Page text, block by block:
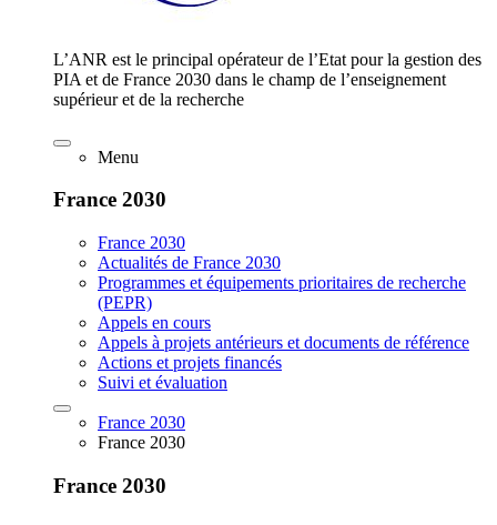
L’ANR est le principal opérateur de l’Etat pour la gestion des
PIA et de France 2030 dans le champ de l’enseignement
supérieur et de la recherche
Menu
France 2030
France 2030
Actualités de France 2030
Programmes et équipements prioritaires de recherche
(PEPR)
Appels en cours
Appels à projets antérieurs et documents de référence
Actions et projets financés
Suivi et évaluation
France 2030
France 2030
France 2030